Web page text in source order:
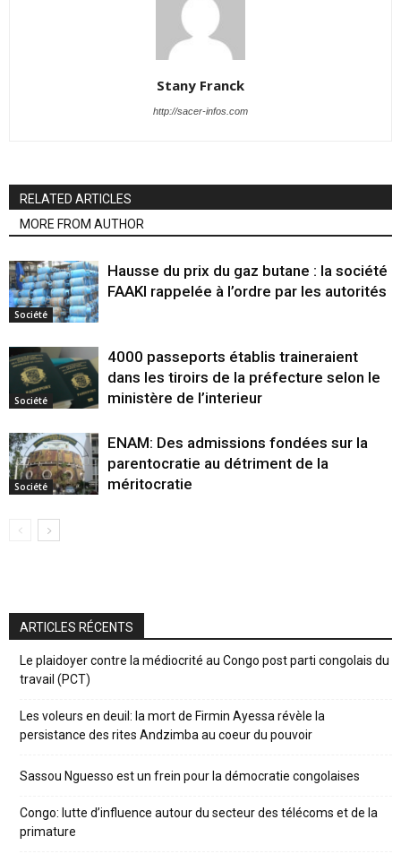
Stany Franck
http://sacer-infos.com
RELATED ARTICLES
MORE FROM AUTHOR
Société
Hausse du prix du gaz butane : la société
FAAKI rappelée à l’ordre par les autorités
Société
4000 passeports établis traineraient
dans les tiroirs de la préfecture selon le
ministère de l’interieur
Société
ENAM: Des admissions fondées sur la
parentocratie au détriment de la
méritocratie
ARTICLES RÉCENTS
Le plaidoyer contre la médiocrité au Congo post parti congolais du
travail (PCT)
Les voleurs en deuil: la mort de Firmin Ayessa révèle la
persistance des rites Andzimba au coeur du pouvoir
Sassou Nguesso est un frein pour la démocratie congolaises
Congo: lutte d’influence autour du secteur des télécoms et de la
primature